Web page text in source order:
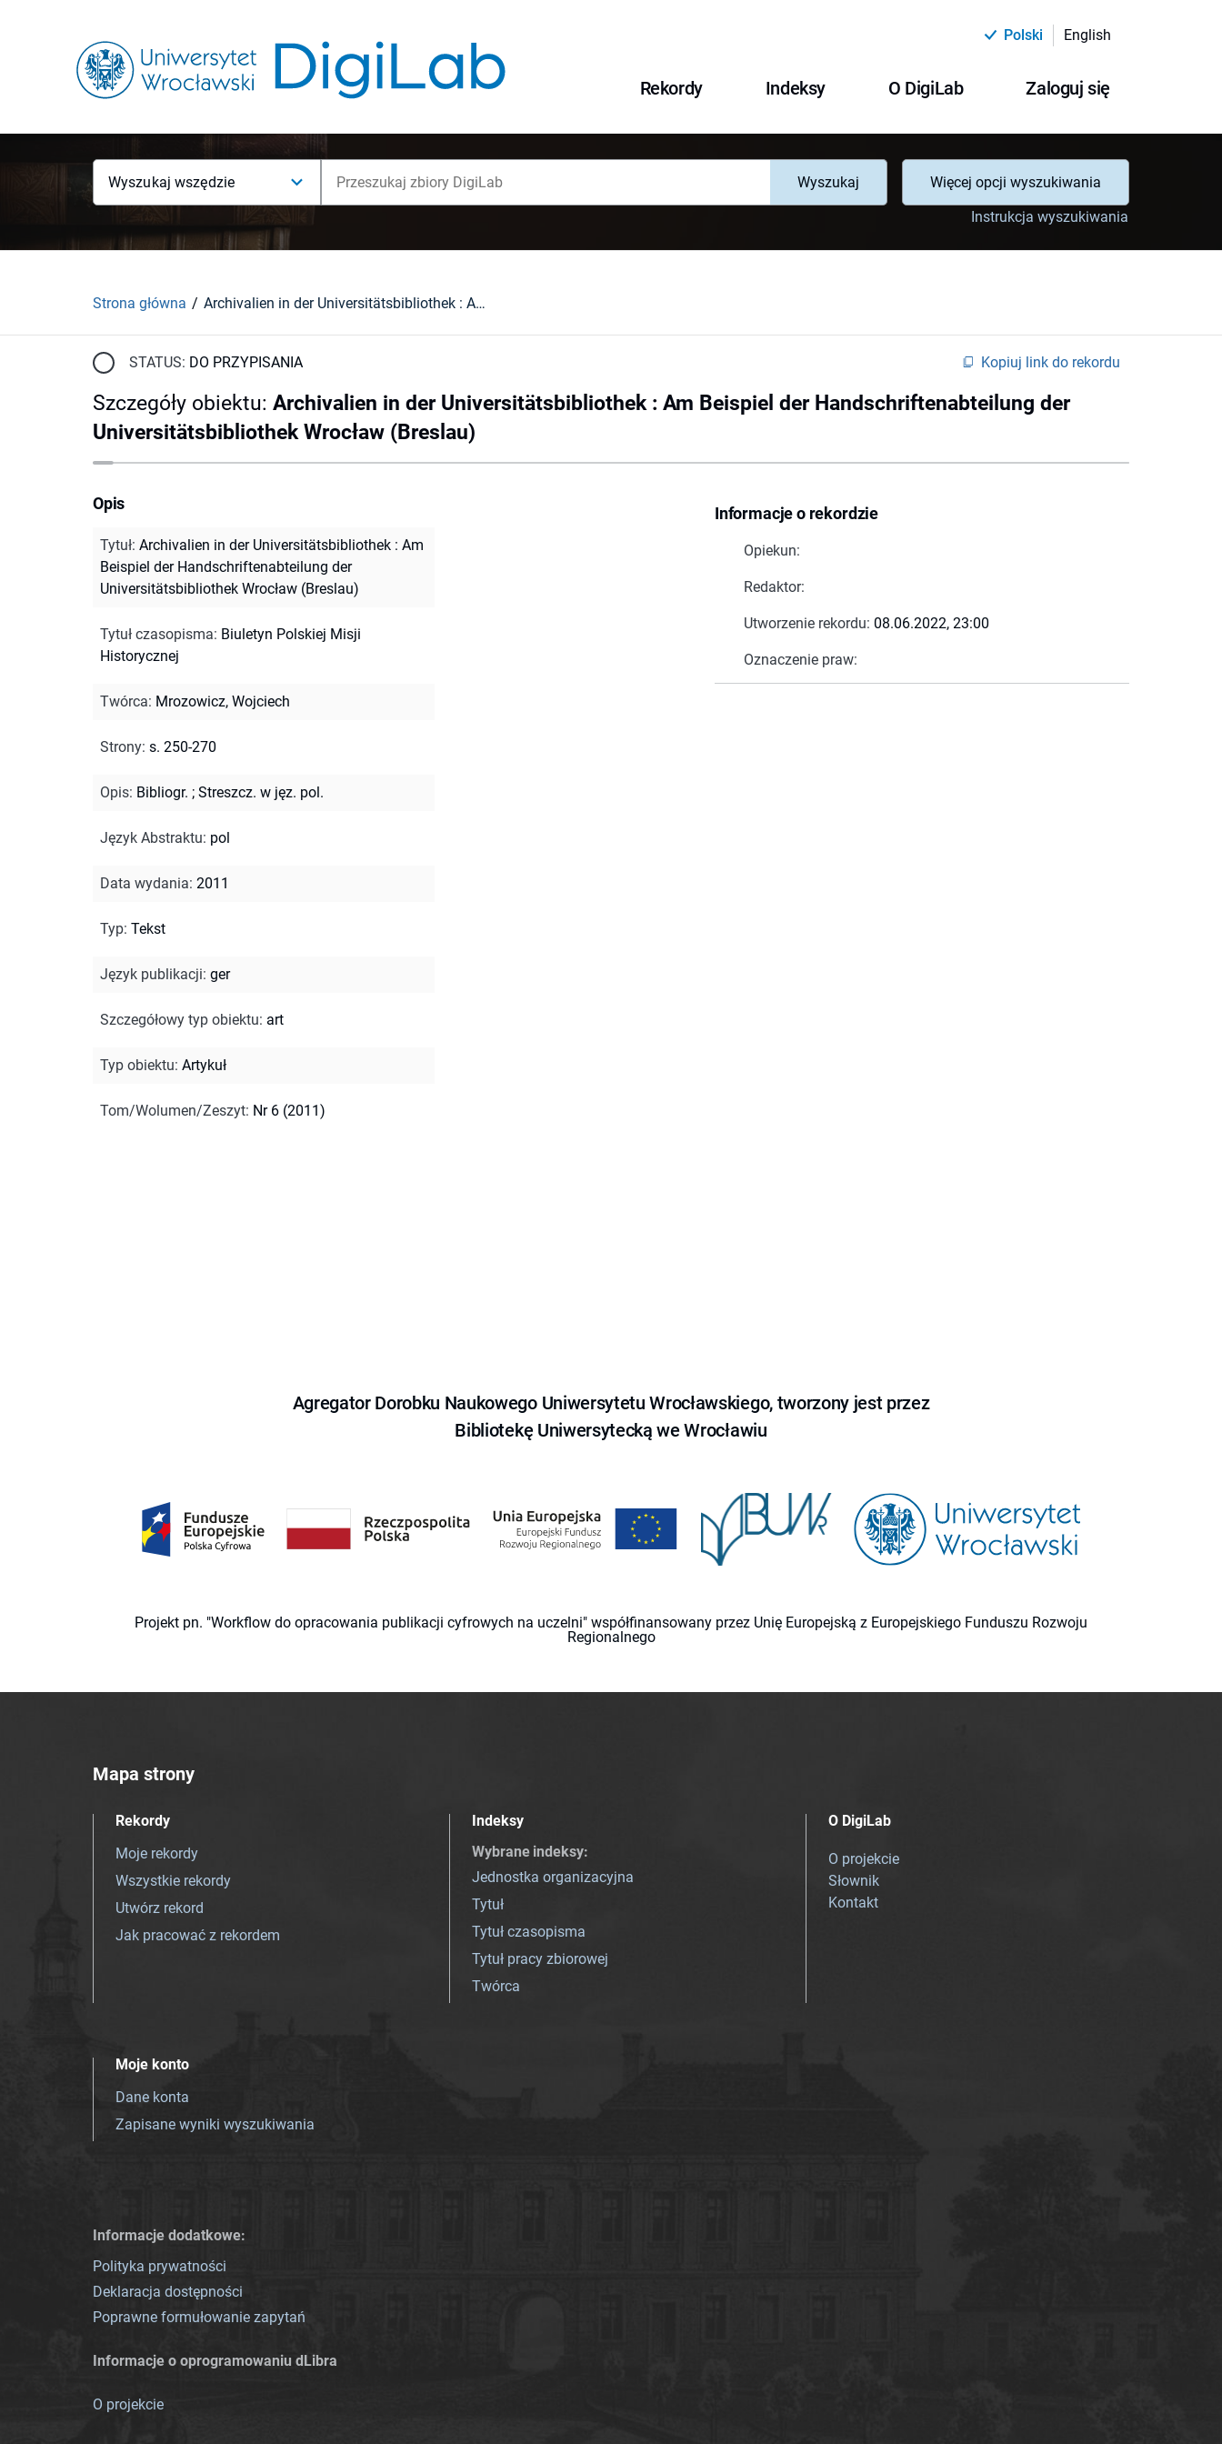
Polski English
Rekordy Indeksy O DigiLab Zaloguj się
Wyszukaj wszędzie Wyszukaj
Więcej opcji wyszukiwania
Instrukcja wyszukiwania
Strona główna Archivalien in der Universitätsbibliothek : Am Beispiel der Handschriftenabteilung der Universitätsbibliothek Wrocław (Breslau)
STATUS: DO PRZYPISANIA Kopiuj link do rekordu
Szczegóły obiektu: Archivalien in der Universitätsbibliothek : Am Beispiel der Handschriftenabteilung der
Universitätsbibliothek Wrocław (Breslau)
Informacje o rekordzie
Opiekun:
Redaktor:
Utworzenie rekordu: 08.06.2022, 23:00
Oznaczenie praw:
Opis
Tytuł: Archivalien in der Universitätsbibliothek : Am
Beispiel der Handschriftenabteilung der
Universitätsbibliothek Wrocław (Breslau)
Tytuł czasopisma: Biuletyn Polskiej Misji
Historycznej
Twórca: Mrozowicz, Wojciech
Strony: s. 250-270
Opis: Bibliogr. ; Streszcz. w jęz. pol.
Język Abstraktu: pol
Data wydania: 2011
Typ: Tekst
Język publikacji: ger
Szczegółowy typ obiektu: art
Typ obiektu: Artykuł
Tom/Wolumen/Zeszyt: Nr 6 (2011)
Agregator Dorobku Naukowego Uniwersytetu Wrocławskiego, tworzony jest przez
Bibliotekę Uniwersytecką we Wrocławiu
Projekt pn. "Workflow do opracowania publikacji cyfrowych na uczelni" współfinansowany przez Unię Europejską z Europejskiego Funduszu Rozwoju
Regionalnego
Mapa strony
Rekordy
Moje rekordy
Wszystkie rekordy
Utwórz rekord
Jak pracować z rekordem
Indeksy
Wybrane indeksy:
Jednostka organizacyjna
Tytuł
Tytuł czasopisma
Tytuł pracy zbiorowej
Twórca
O DigiLab
O projekcie
Słownik
Kontakt
Moje konto
Dane konta
Zapisane wyniki wyszukiwania
Informacje dodatkowe:
Polityka prywatności
Deklaracja dostępności
Poprawne formułowanie zapytań
Informacje o oprogramowaniu dLibra
O projekcie